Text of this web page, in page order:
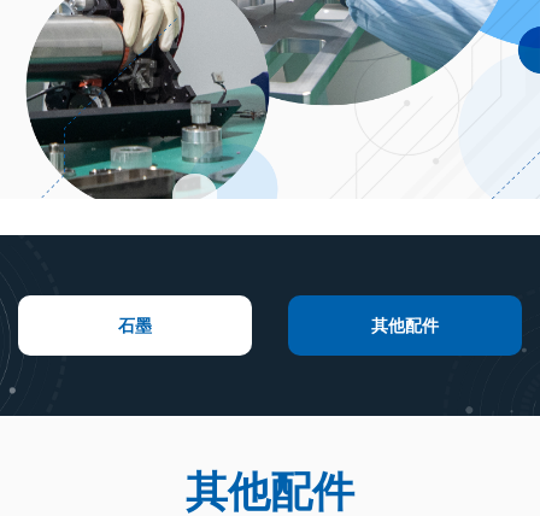
石墨 其他配件
其他配件